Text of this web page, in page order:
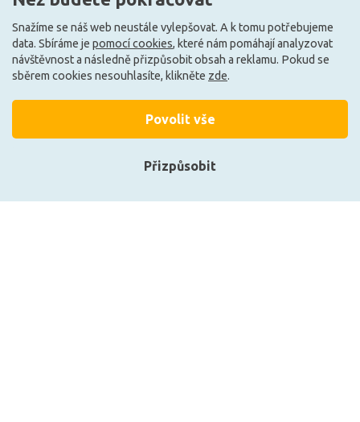
+420 727 800 069
Po-Pá 9:30 - 11:30, 12:30 - 16:00
Snažíme se náš web neustále vylepšovat. A k tomu potřebujeme
data. Sbíráme je pomocí cookies, které nám pomáhají analyzovat
návštěvnost a následně přizpůsobit obsah a reklamu. Pokud se
sběrem cookies nesouhlasíte, klikněte zde.
Přizpůsobit
Povolit vše